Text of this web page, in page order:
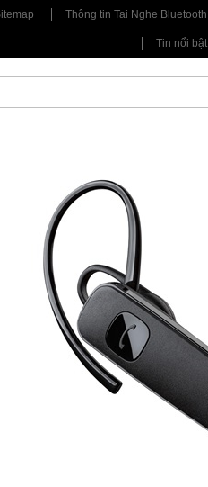
Thông tin Tai Nghe Bluetooth
Tin nổi bật